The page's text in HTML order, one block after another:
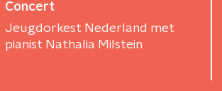
Concert
Jeugdorkest Nederland met
pianist Nathalia Milstein